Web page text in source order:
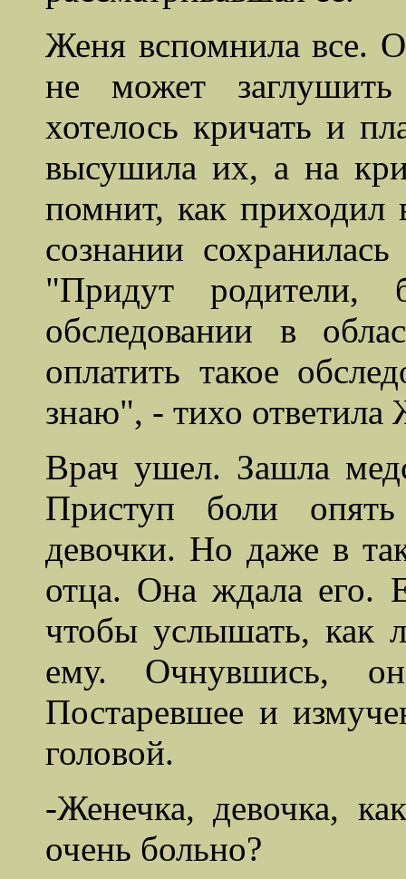
Женя вспомнила все.
не может
хотелось кричать и
высушила их, а на
помнит, как
сознании
"Придут родители,
обследовании в
оплатить такое
знаю", - тихо ответила
Врач ушел. Зашла
Приступ боли
девочки. Но даже в
отца. Она ждала его.
чтобы услышать, как
ему. Очнувшись,
Постаревшее и
головой.
-Женечка, девочка,
очень больно?